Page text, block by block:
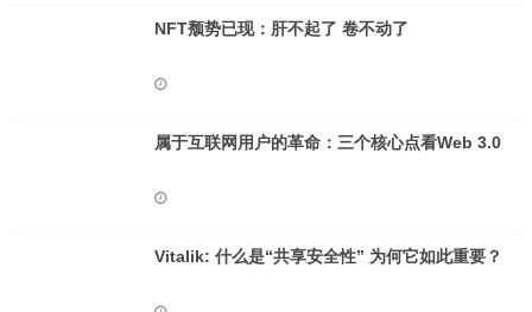
NFT颓势已现：肝不起了 卷不动了
属于互联网用户的革命：三个核心点看Web 3.0
Vitalik: 什么是“共享安全性” 为何它如此重要？